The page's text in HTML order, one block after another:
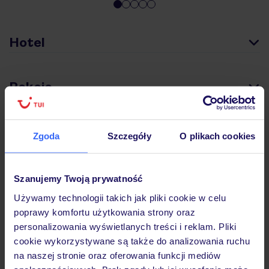
Zgoda Szczegóły O plikach cookies
Szanujemy Twoją prywatność
Używamy technologii takich jak pliki cookie w celu
poprawy komfortu użytkowania strony oraz
personalizowania wyświetlanych treści i reklam. Pliki
cookie wykorzystywane są także do analizowania ruchu
na naszej stronie oraz oferowania funkcji mediów
Hotel
Pokoje
Wyżywienie
Atrakcje
Ważne informacje